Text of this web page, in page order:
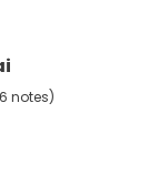
notes)